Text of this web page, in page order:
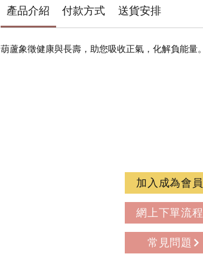
產品介紹 付款方式 送貨安排
葫蘆象徵健康與長壽，助您吸收正氣，化解負能量。
加入成為會員
網上下單流程
常見問題